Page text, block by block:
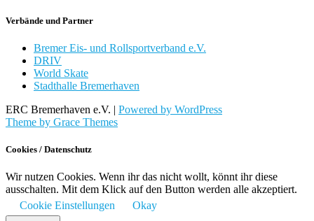
Verbände und Partner
Bremer Eis- und Rollsportverband e.V.
DRIV
World Skate
Stadthalle Bremerhaven
ERC Bremerhaven e.V. | Powered by WordPress
Theme by Grace Themes
Cookies / Datenschutz
Wir nutzen Cookies. Wenn ihr das nicht wollt, könnt ihr diese
ausschalten. Mit dem Klick auf den Button werden alle akzeptiert.
Cookie Einstellungen
Okay